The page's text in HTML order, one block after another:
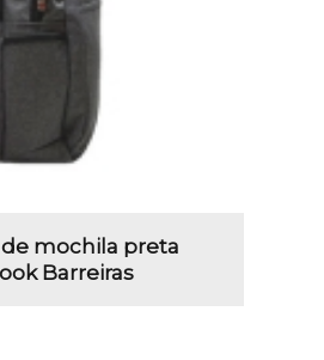
mochila preta
Barreiras